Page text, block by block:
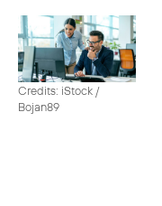
Credits: iStock /
Bojan89